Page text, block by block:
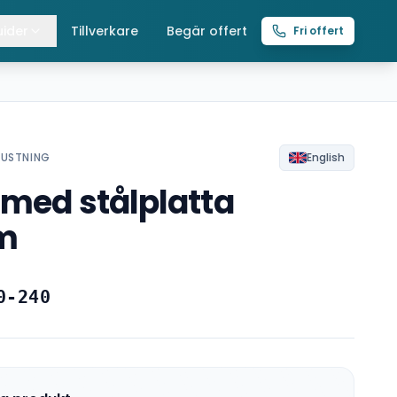
Tillverkare Begär offert Fri offert
English
stålplatta
240